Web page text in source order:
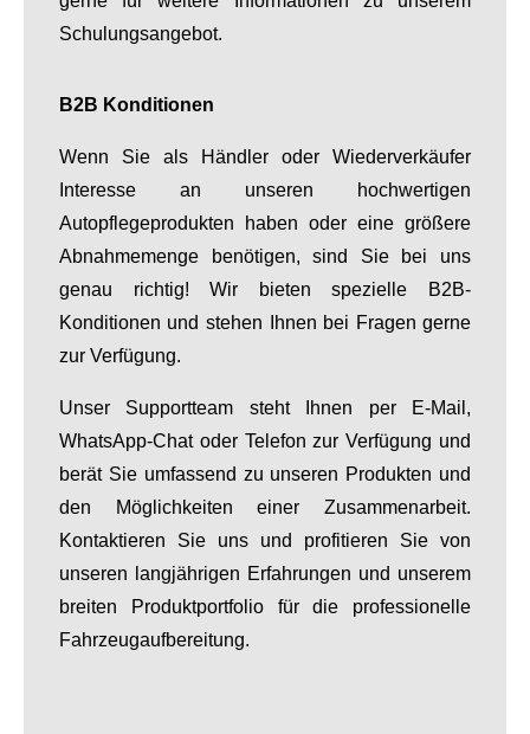
Schulungsangebot.
B2B Konditionen
Wenn Sie als Händler oder Wiederverkäufer
Interesse an unseren hochwertigen
Autopflegeprodukten haben oder eine größere
Abnahmemenge benötigen, sind Sie bei uns
genau richtig! Wir bieten spezielle B2B-
Konditionen und stehen Ihnen bei Fragen gerne
zur Verfügung.
Unser Supportteam steht Ihnen per E-Mail,
WhatsApp-Chat oder Telefon zur Verfügung und
berät Sie umfassend zu unseren Produkten und
den Möglichkeiten einer Zusammenarbeit.
Kontaktieren Sie uns und profitieren Sie von
unseren langjährigen Erfahrungen und unserem
breiten Produktportfolio für die professionelle
Fahrzeugaufbereitung.